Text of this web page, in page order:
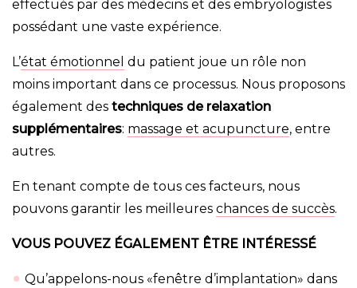
effectués par des médecins et des embryologistes
possédant une vaste expérience.
L’état émotionnel du patient joue un rôle non
moins important dans ce processus. Nous proposons
également des techniques de relaxation
supplémentaires: massage et acupuncture, entre
autres.
En tenant compte de tous ces facteurs, nous
pouvons garantir les meilleures chances de succès.
VOUS POUVEZ ÉGALEMENT ÊTRE INTÉRESSÉ
Qu’appelons-nous «fenêtre d’implantation» dans